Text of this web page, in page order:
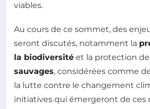
viables.
Au cours de ce sommet, des
seront discutés, notamment la
la biodiversité et la protection
sauvages, considérées comme
la lutte contre le changement
initiatives qui émergeront de ces